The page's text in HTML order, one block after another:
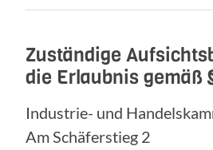
Zuständige
die Erlaubnis gemäß
Industrie- und
Am Schäferstieg 2